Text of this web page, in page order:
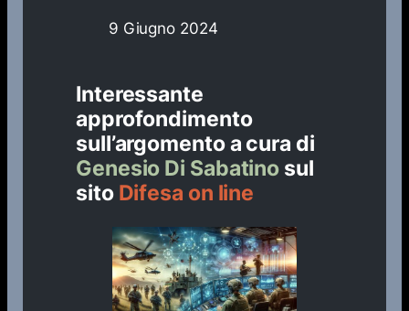
9 Giugno 2024
Interessante
approfondimento
sull’argomento a cura di
Genesio Di Sabatino sul
sitoDifesa on line